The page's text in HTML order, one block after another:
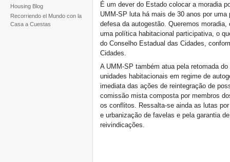
Housing Blog
Recorriendo el Mundo con la
Casa a Cuestas
É um dever do Estado colocar a moradia
UMM-SP luta há mais de 30 anos por
defesa da autogestão. Queremos
uma política habitacional participativa, o
do Conselho Estadual das Cidades,
Cidades.
A UMM-SP também atua pela retomada
unidades habitacionais em regime de
imediata das ações de reintegração de
comissão mista composta por membros
os conflitos. Ressalta-se ainda as lutas
e urbanização de favelas e pela garantia
reivindicações.